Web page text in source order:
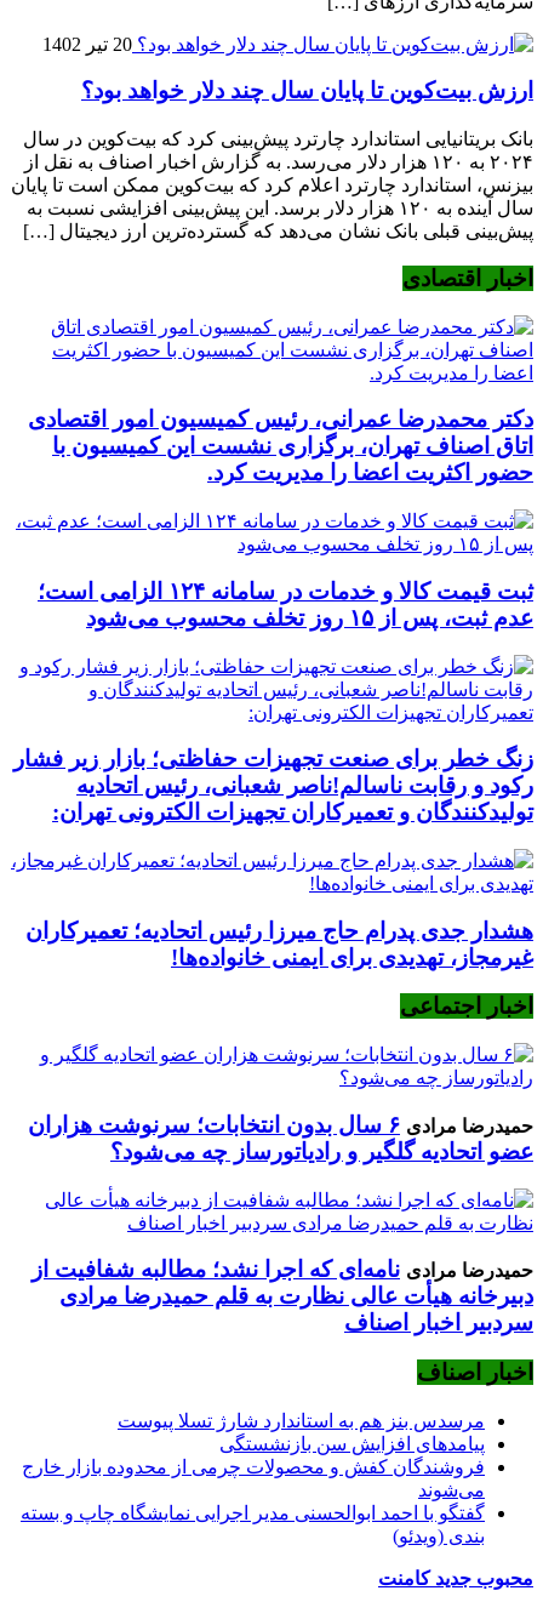
20 تیر 1402
ارزش بیت‌کوین تا پایان سال چند دلار خواهد بود؟
بانک بریتانیایی استاندارد چارترد پیش‌بینی کرد که بیت‌کوین در سال
۲۰۲۴ به ۱۲۰ هزار دلار می‌رسد. به گزارش اخبار اصناف به نقل از
بیزنس، استاندارد چارترد اعلام کرد که بیت‌کوین ممکن است تا پایان
سال آینده به ۱۲۰ هزار دلار برسد. این پیش‌بینی افزایشی نسبت به
پیش‌بینی قبلی بانک نشان می‌دهد که گسترده‌ترین ارز دیجیتال […]
اخبار اقتصادی
دکتر محمدرضا عمرانی، رئیس کمیسیون امور اقتصادی
اتاق اصناف تهران، برگزاری نشست این کمیسیون با
حضور اکثریت اعضا را مدیریت کرد.
ثبت قیمت کالا و خدمات در سامانه ۱۲۴ الزامی است؛
عدم ثبت، پس از ۱۵ روز تخلف محسوب می‌شود
زنگ خطر برای صنعت تجهیزات حفاظتی؛ بازار زیر فشار
رکود و رقابت ناسالم!ناصر شعبانی، رئیس اتحادیه
تولیدکنندگان و تعمیرکاران تجهیزات الکترونی تهران:
هشدار جدی پدرام حاج میرزا رئیس اتحادیه؛ تعمیرکاران
غیرمجاز، تهدیدی برای ایمنی خانواده‌ها!
اخبار اجتماعی
حمیدرضا مرادی
۶ سال بدون انتخابات؛ سرنوشت هزاران
عضو اتحادیه گلگیر و رادیاتورساز چه می‌شود؟
حمیدرضا مرادی نامه‌ای که اجرا نشد؛ مطالبه شفافیت از
دبیرخانه هیأت عالی نظارت به قلم حمیدرضا مرادی
سردبیر اخبار اصناف
اخبار اصناف
مرسدس بنز هم به استاندارد شارژ تسلا پیوست
پیامدهای افزایش سن بازنشستگی
فروشندگان کفش و محصولات چرمی از محدوده بازار خارج
می‌شوند
گفتگو با احمد ابوالحسنی مدیر اجرایی نمایشگاه چاپ و بسته
بندی (ویدئو)
محبوب جدیدکامنت